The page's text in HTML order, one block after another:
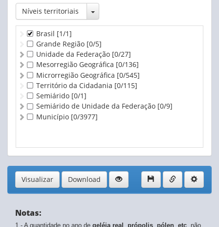
Níveis territoriais Toggle Dropdown
Brasil [1/1]
Grande Região [0/5]
Unidade da Federação [0/27]
Mesorregião Geográfica [0/136]
Microrregião Geográfica [0/545]
Território da Cidadania [0/115]
Semiárido [0/1]
Semiárido de Unidade da Federação [0/9]
Município [0/3977]
Visualizar Download
Notas:
1 - A quantidade no ano de geléia real própolis pólen etc . não